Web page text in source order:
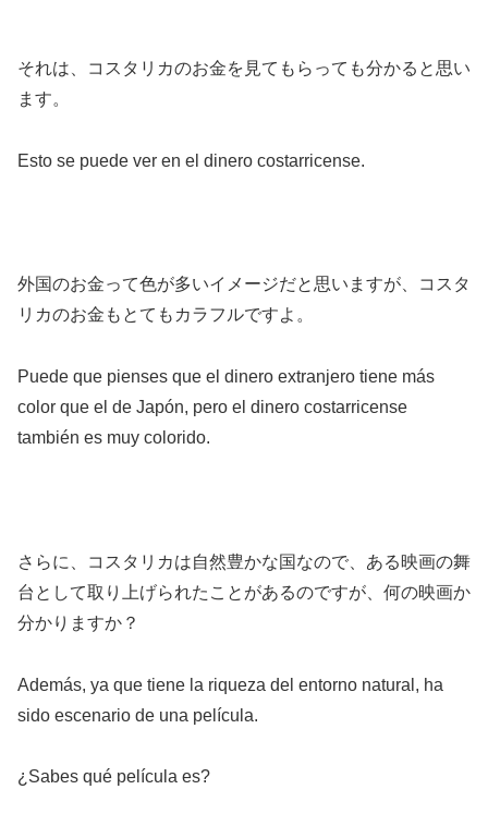
それは、コスタリカのお金を見てもらっても分かると思い
ます。
Esto se puede ver en el dinero costarricense.
外国のお金って色が多いイメージだと思いますが、コスタ
リカのお金もとてもカラフルですよ。
Puede que pienses que el dinero extranjero tiene más
color que el de Japón, pero el dinero costarricense
también es muy colorido.
さらに、コスタリカは自然豊かな国なので、ある映画の舞
台として取り上げられたことがあるのですが、何の映画か
分かりますか？
Además, ya que tiene la riqueza del entorno natural, ha
sido escenario de una película.
¿Sabes qué película es?